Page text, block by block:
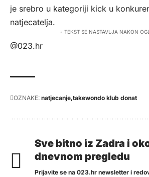
je srebro u kategoriji kick u
natjecatelja.
- TEKST SE NASTAVLJA NAKON
@023.hr
OZNAKE: natjecanje takewondo klub donat
Sve bitno iz Zadra i
dnevnom pregledu
Prijavite se na 023.hr newsletter i